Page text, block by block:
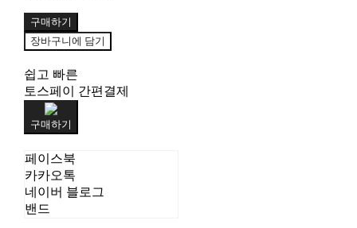
구매하기
장바구니에 담기
쉽고 빠른
토스페이 간편결제
구매하기
페이스북
카카오톡
네이버 블로그
밴드